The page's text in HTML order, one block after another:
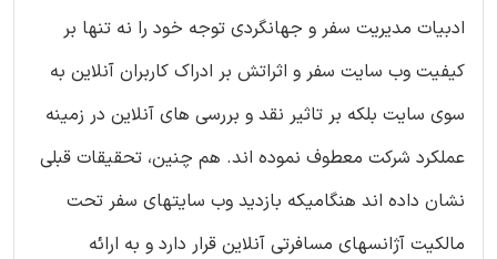
ادبیات مدیریت سفر و جهانگردی توجه خود را نه تنها بر
کیفیت وب سایت سفر و اثراتش بر ادراک کاربران آنلاین به
سوی سایت بلکه بر تاثیر نقد و بررسی های آنلاین در زمینه
عملکرد شرکت معطوف نموده اند. هم چنین، تحقیقات قبلی
نشان داده اند هنگامیکه بازدید وب سایتهای سفر تحت
مالکیت آژانسهای مسافرتی آنلاین قرار دارد و به ارائه